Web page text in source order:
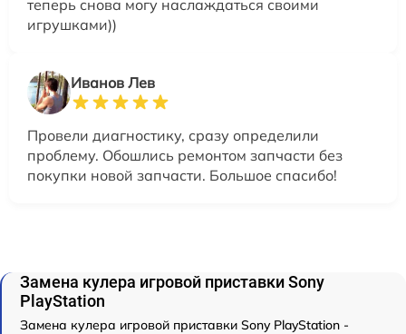
теперь снова могу наслаждаться своими
игрушками))
Иванов Лев
Провели диагностику, сразу определили
проблему. Обошлись ремонтом запчасти без
покупки новой запчасти. Большое спасибо!
Замена кулера игровой приставки Sony
PlayStation
Замена кулера игровой приставки Sony PlayStation -